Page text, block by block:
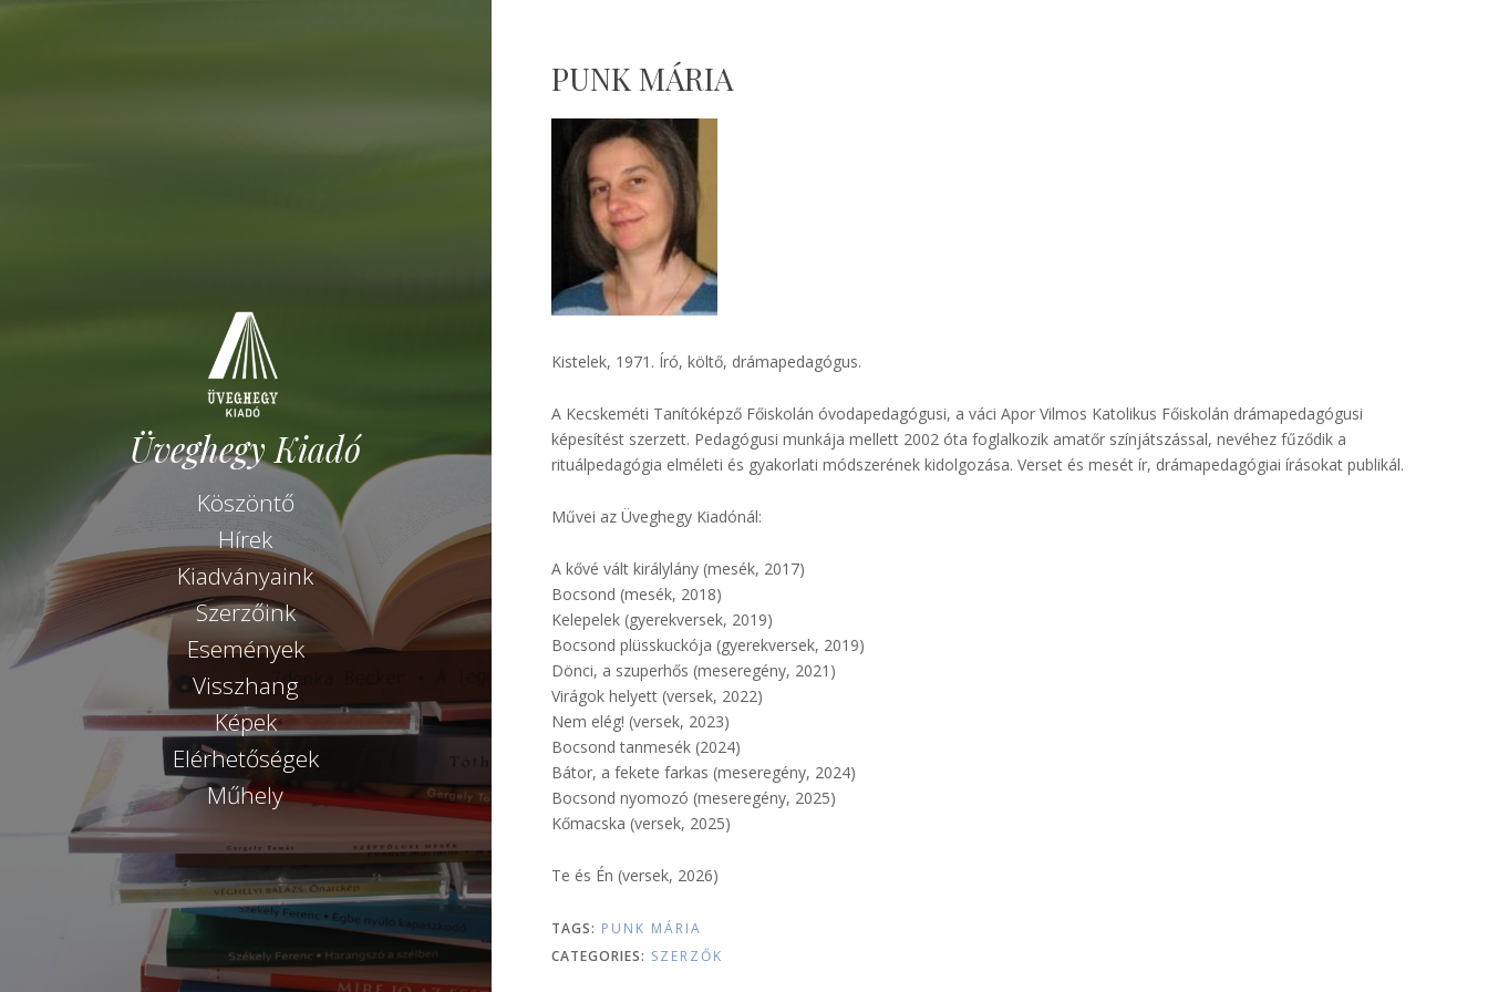
Üveghegy Kiadó
Köszöntő
Hírek
Kiadványaink
Szerzőink
Események
Visszhang
Képek
Elérhetőségek
Műhely
PUNK MÁRIA
Kistelek, 1971. Író, költő, drámapedagógus.
A Kecskeméti Tanítóképző Főiskolán óvodapedagógusi, a váci Apor Vilmos Katolikus Főiskolán drámapedagógusi
képesítést szerzett. Pedagógusi munkája mellett 2002 óta foglalkozik amatőr színjátszással, nevéhez fűződik a
rituálpedagógia elméleti és gyakorlati módszerének kidolgozása. Verset és mesét ír, drámapedagógiai írásokat publikál.
Művei az Üveghegy Kiadónál:
A kővé vált királylány (mesék, 2017)
Bocsond (mesék, 2018)
Kelepelek (gyerekversek, 2019)
Bocsond plüsskuckója (gyerekversek, 2019)
Dönci, a szuperhős (meseregény, 2021)
Virágok helyett (versek, 2022)
Nem elég! (versek, 2023)
Bocsond tanmesék (2024)
Bátor, a fekete farkas (meseregény, 2024)
Bocsond nyomozó (meseregény, 2025)
Kőmacska (versek, 2025)
Te és Én (versek, 2026)
TAGS: PUNK MÁRIA
CATEGORIES: SZERZŐK